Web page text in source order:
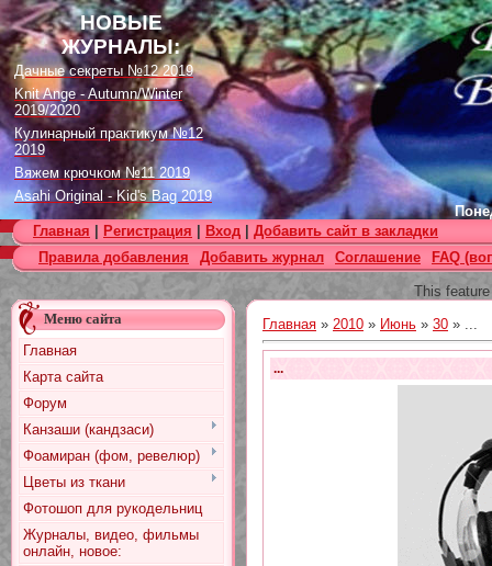
НОВЫЕ
ЖУРНАЛЫ:
Дачные секреты №12 2019
Knit Ange - Autumn/Winter
2019/2020
Кулинарный практикум №12
2019
Вяжем крючком №11 2019
Asahi Original - Kid's Bag 2019
Цветок. Спецвыпуск №4 2019
Designs in Machine Embroidery
№116 2019
Burda Örgü dergisi №2 2019
Loopy Mango Knitting: 34
Fashionable Pieces You Can
Make in a Day
Craft Stamper - January 2020
Главная
Регистрация Вход
Добавить сайт в закладки
Правила добавления
Добавить журнал Соглашение FAQ
This
Меню сайта
Главная
Карта сайта
Форум
Канзаши (кандзаси)
Фоамиран (фом, ревелюр)
Цветы из ткани
Фотошоп для рукодельниц
Журналы, видео, фильмы
онлайн, новое:
Главная » 2010 » Июнь » 30 » ...
...